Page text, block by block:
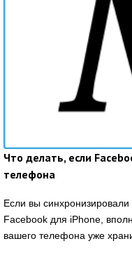
Что делать, если
телефона
Если вы
Facebook для iPhone,
вашего телефона уже